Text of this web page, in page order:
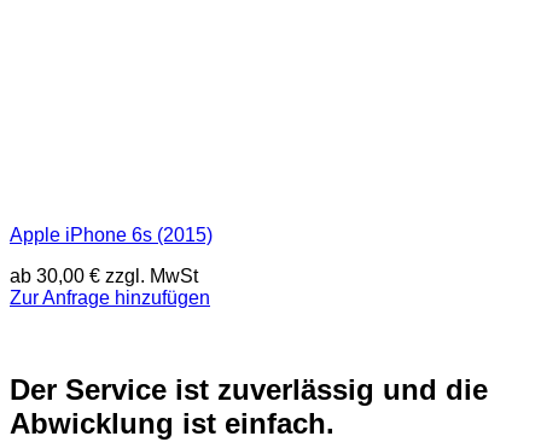
Apple iPhone 6s (2015)
ab 30,00 € zzgl. MwSt
Zur Anfrage hinzufügen
Der Service ist zuverlässig und die
Abwicklung ist einfach.